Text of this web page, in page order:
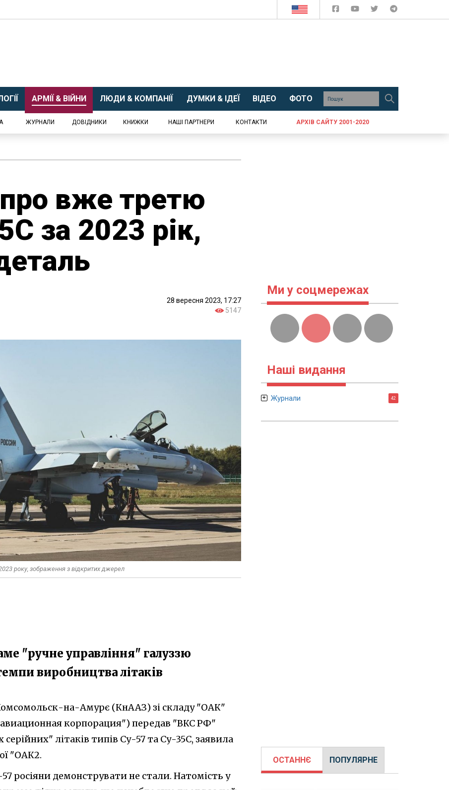
АРМІЇ & ВІЙНИ ЛЮДИ & КОМПАНІЇ ДУМКИ & ІДЕЇ ВІДЕО ФОТО
ЖУРНАЛИ ДОВІДНИКИ КНИЖКИ НАШІ ПАРТНЕРИ КОНТАКТИ АРХІВ САЙТУ 2001-2020
вже третю
за 2023 рік,
28 вересня 2023, 17:27
5147
року, зображення з відкритих джерел
"ручне управління" галуззю
виробництва літаків
Комсомольск-на-Амурє (КнААЗ) зі складу "ОАК"
корпорация") передав "ВКС РФ"
літаків типів Су-57 та Су-35С, заявила
"ОАК2.
росіяни демонструвати не стали. Натомість у
Ми у соцмережах
Наші видання
Журнали 42
ОСТАННЄ ПОПУЛЯРНЕ